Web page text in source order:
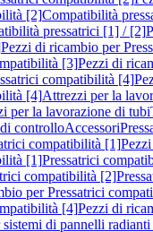
[2]Compatibilità
pressatrici [1] / [2]
Pezzi di ricambio per
[3]Pezzi di
compatibilità [4]
[4]Attrezzi per la
per la lavorazione di tubi
controlloAccessori
compatibilità [1]
[1]Pressatrici
compatibilità [2]
per Pressatrici
[4]Pezzi di
sistemi di pannelli